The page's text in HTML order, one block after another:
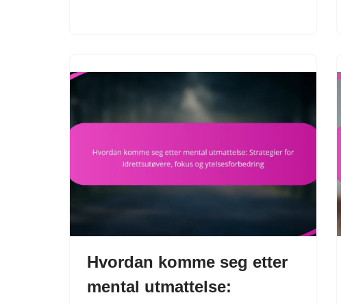
Hvordan komme seg etter
mental utmattelse: